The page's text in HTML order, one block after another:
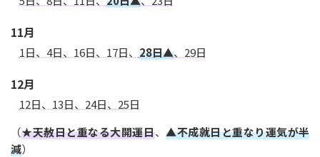
11月
1日、4日、16日、17日、 28日▲、29日
12月
12日、13日、24日、25日
（★天赦日と重なる大開運日、▲不成就日と重なり運気が半
減）